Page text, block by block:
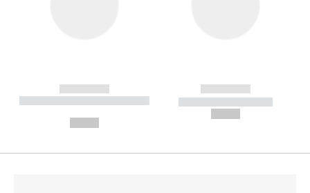
------------
----------- ----------- --------
------------
----------- -----------